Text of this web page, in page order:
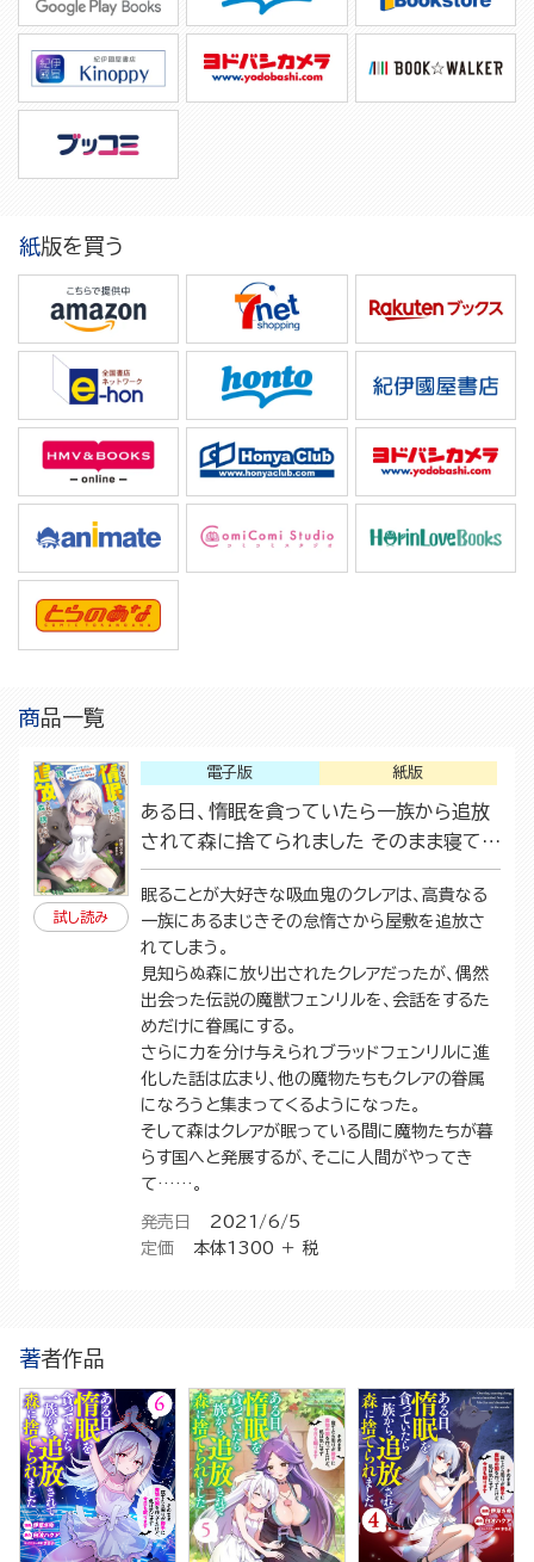
紙版を買う
商品一覧
試し読み
紙版
電子版
ある日、惰眠を貪っていたら一族から追放
されて森に捨てられました そのまま寝てた
ら周りが勝手に魔物の国を作ってたけど、
私は気にせず今日も眠ります
眠ることが大好きな吸血鬼のクレアは、高貴なる
一族にあるまじきその怠惰さから屋敷を追放さ
れてしまう。
見知らぬ森に放り出されたクレアだったが、偶然
出会った伝説の魔獣フェンリルを、会話をするた
めだけに眷属にする。
さらに力を分け与えられブラッドフェンリルに進
化した話は広まり、他の魔物たちもクレアの眷属
になろうと集まってくるようになった。
そして森はクレアが眠っている間に魔物たちが暮
らす国へと発展するが、そこに人間がやってき
て……。
発売日
2021/6/5
定価
本体1300 ＋ 税
著者作品